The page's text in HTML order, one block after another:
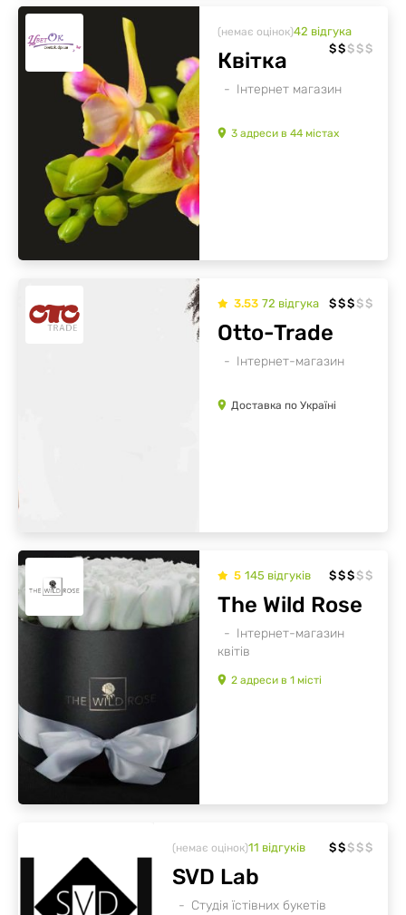
(немає оцінок)42 відгукa
$$ $ $ $
Інтернет магазин
Квітка
3 адреси в 44 містах
3.53 72 відгукa $$$ $ $
Інтернет-магазин
Otto-Trade
Доставка по Україні
5 145 відгуків $$$ $ $
Інтернет-магазин
квітів
The Wild Rose
2 адреси в 1 місті
(немає оцінок)11 відгуків $$ $ $ $
Студія їстівних букетів
SVD Lab